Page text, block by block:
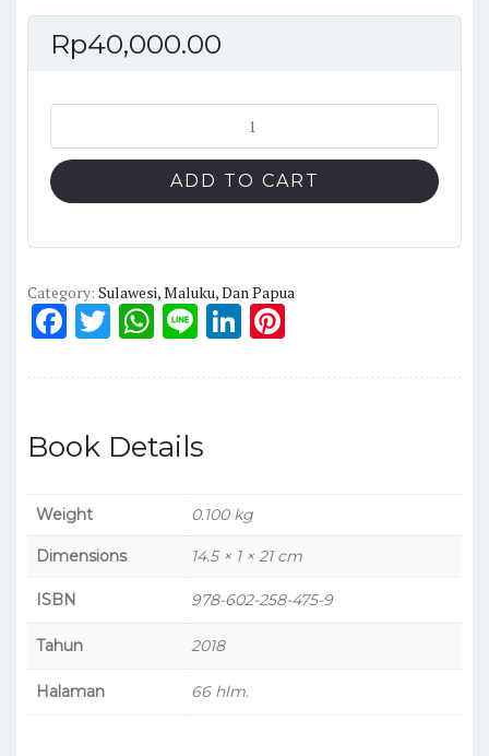
Rp40,000.00
Makassar
quantity
ADD TO CART
Category: Sulawesi, Maluku, Dan Papua
F
c
e
b
o
o
k
T
it
te
r
W
a
ts
A
p
p
Li
e
Li
k
n
te
Book Details
Weight 0.100 kg
Dimensions 14.5 × 1 × 21 cm
ISBN 978-602-258-475-9
Tahun 2018
Halaman 66 hlm.